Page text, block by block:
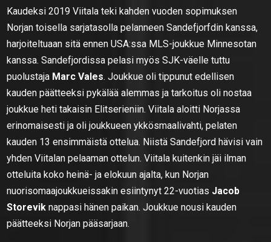
Kaudeksi 2019 Viitala teki kahden vuoden sopimuksen
Norjan toisella sarjatasolla pelanneen Sandefjorfdin kanssa,
harjoiteltuaan sitä ennen USA:ssa MLS-joukkue Minnesotan
kanssa. Sandefjordissa pelasi myös SJK-väelle tuttu
puolustaja Marc Vales. Joukkue oli tippunut edellisen
kauden päätteeksi pykälää alemmas ja tarkoitus oli nostaa
joukkue heti takaisin Elitserieniin. Viitala aloitti Norjassa
erinomaisesti ja oli joukkueen ykkösmaalivahti, pelaten
kauden 13 ensimmäistä ottelua. Niistä Sandefjord hävisi vain
yhden Viitalan pelaaman ottelun. Viitala kuitenkin jäi ilman
otteluita koko heinä- ja elokuun ajalta, kun Norjan
nuorisomaajoukkueissakin esiintynyt 22-vuotias Jacob
Storeviknappasi hänen paikan. Joukkue nousi kauden
päätteeksi Norjan pääsarjaan.